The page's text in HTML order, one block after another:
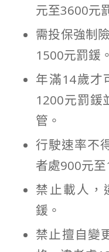
元至3600元
需投保強制
1500元罰鍰。
年滿14歲才
1200元罰鍰
管。
行駛速率不
者處900元至
禁止載人，
鍰。
禁止擅自變